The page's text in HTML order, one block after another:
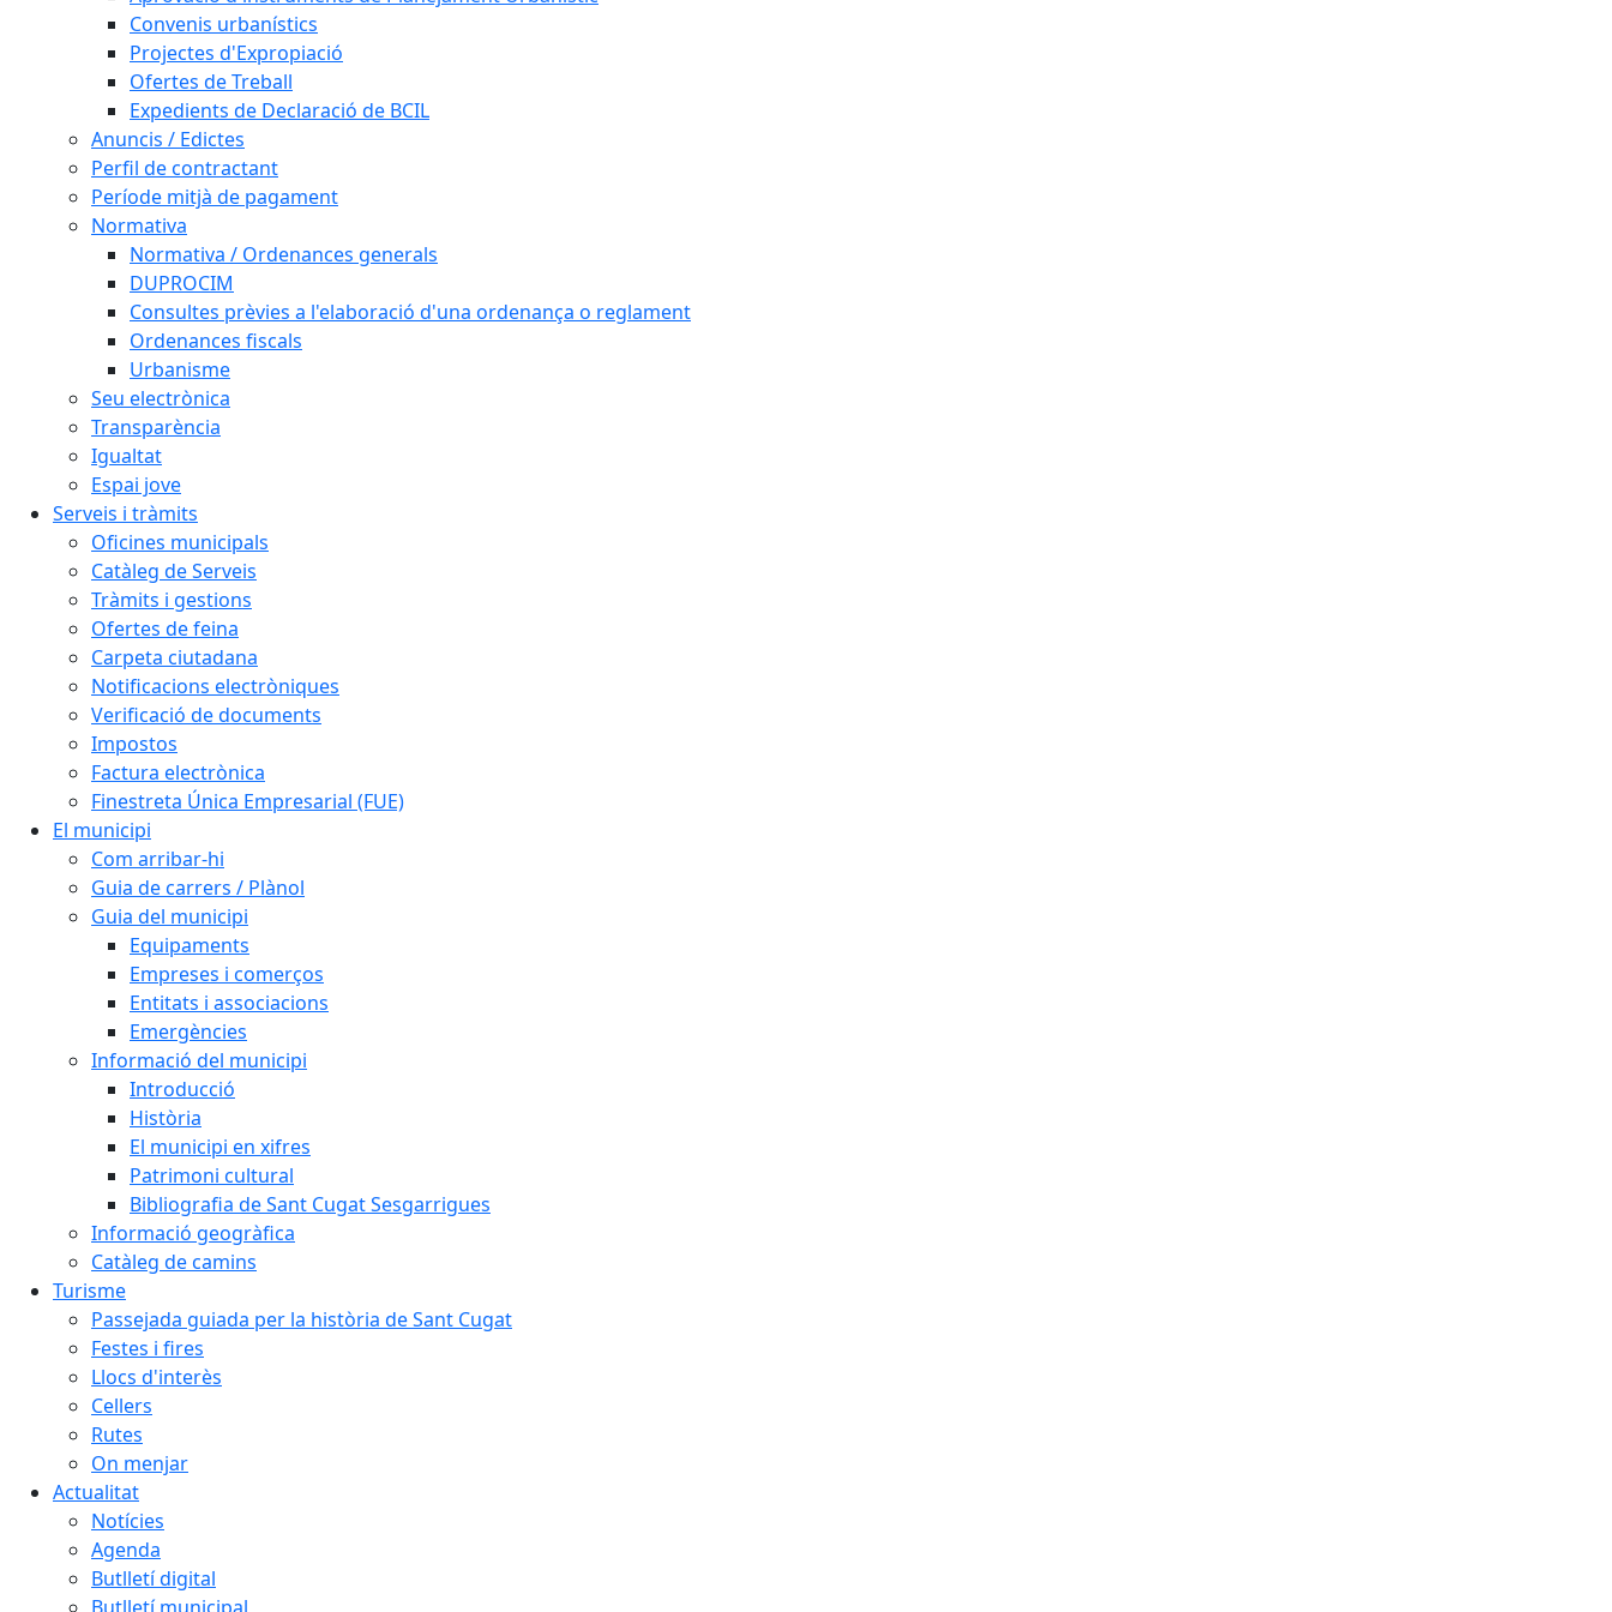
Convenis urbanístics
Projectes d'Expropiació
Ofertes de Treball
Expedients de Declaració de BCIL
Anuncis / Edictes
Perfil de contractant
Període mitjà de pagament
Normativa
Normativa / Ordenances generals
DUPROCIM
Consultes prèvies a l'elaboració d'una ordenança o reglament
Ordenances fiscals
Urbanisme
Seu electrònica
Transparència
Igualtat
Espai jove
Serveis i tràmits
Oficines municipals
Catàleg de Serveis
Tràmits i gestions
Ofertes de feina
Carpeta ciutadana
Notificacions electròniques
Verificació de documents
Impostos
Factura electrònica
Finestreta Única Empresarial (FUE)
El municipi
Com arribar-hi
Guia de carrers / Plànol
Guia del municipi
Equipaments
Empreses i comerços
Entitats i associacions
Emergències
Informació del municipi
Introducció
Història
El municipi en xifres
Patrimoni cultural
Bibliografia de Sant Cugat Sesgarrigues
Informació geogràfica
Catàleg de camins
Turisme
Passejada guiada per la història de Sant Cugat
Festes i fires
Llocs d'interès
Cellers
Rutes
On menjar
Actualitat
Notícies
Agenda
Butlletí digital